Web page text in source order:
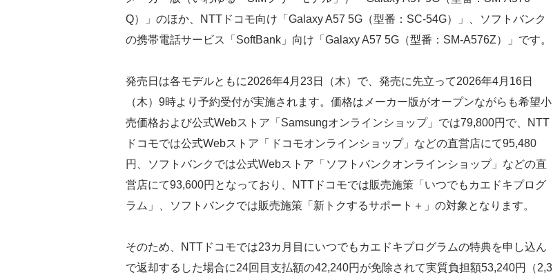
Q）」のほか、NTTドコモ向け「Galaxy A57 5G（型番：SC-54G）」、ソフトバンク
の携帯電話サービス「SoftBank」向け「Galaxy A57 5G（型番：SM-A576Z）」です。
発売日は各モデルともに2026年4月23日（木）で、発売に先立って2026年4月16日
（木）9時より予約受付が実施されます。価格はメーカー版がオープンながらも希望小
売価格および公式Webストア「Samsungオンラインショップ」では79,800円で、NTT
ドコモでは公式Webストア「
ドコモオンラインショップ」などの直営店にて95,480
円、ソフトバンクでは公式Webストア「 ソフトバンクオンラインショップ」などの直
営店にて93,600円となっており、NTTドコモでは販売施策「いつでもカエドキプログ
ラム」、ソフトバンクでは販売施策「新トクするサポート＋」の対象となります。
そのため、NTTドコモでは23カ月目にいつでもカエドキプログラムの特典を申し込ん
で返却するした場合に24回目支払額の42,240円が免除されて実質負担額53,240円（2,3